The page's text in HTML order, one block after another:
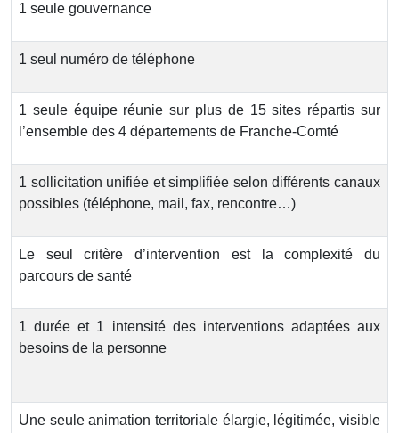
1 seule gouvernance
1 seul numéro de téléphone
1 seule équipe réunie sur plus de 15 sites répartis sur
l’ensemble des 4 départements de Franche-Comté
1 sollicitation unifiée et simplifiée selon différents canaux
possibles (téléphone, mail, fax, rencontre…)
Le seul critère d’intervention est la complexité du
parcours de santé
1 durée et 1 intensité des interventions adaptées aux
besoins de la personne
Une seule animation territoriale élargie, légitimée, visible